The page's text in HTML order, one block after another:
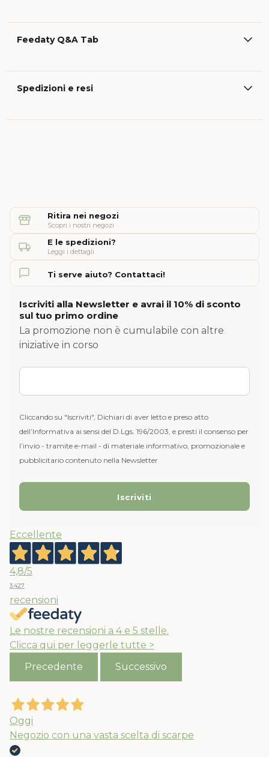
Feedaty Q&A Tab
Spedizioni e resi
Ritira nei negozi
Scopri i nostri negozi
E le spedizioni?
Leggi i dettagli
Ti serve aiuto? Contattaci!
Iscriviti alla Newsletter e avrai il 10% di sconto
sul tuo primo ordine
La promozione non è cumulabile con altre
iniziative in corso
Cliccando su "Iscriviti", Dichiari di aver letto e preso atto
dell’Informativa ai sensi del D.Lgs. 196/2003, e presti il consenso per
l’invio - tramite e-mail - di materiale informativo, promozionale e
pubblicitario contenuto nella Newsletter
Eccellente
4,8/5
3.427
recensioni
Le nostre recensioni a 4 e 5 stelle.
Clicca qui per leggerle tutte >
Precedente
Successivo
Oggi
Negozio con una vasta scelta di scarpe